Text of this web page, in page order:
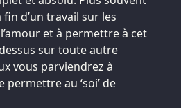
d’un travail sur les
et à permettre à cet
sur toute autre
vous parviendrez à
au ‘soi’ de